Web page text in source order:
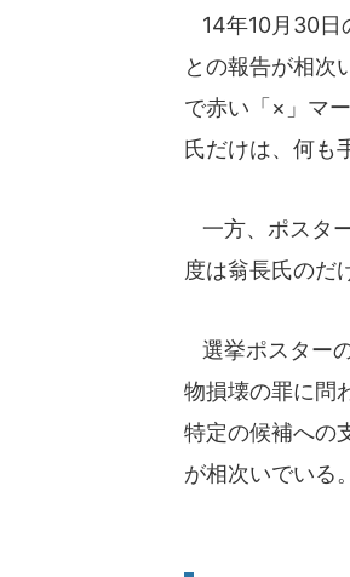
14年10月30日
との報告が相次
で赤い「×」マ
氏だけは、何も
一方、ポスタ
度は翁長氏のだ
選挙ポスター
物損壊の罪に問
特定の候補への
が相次いでいる。